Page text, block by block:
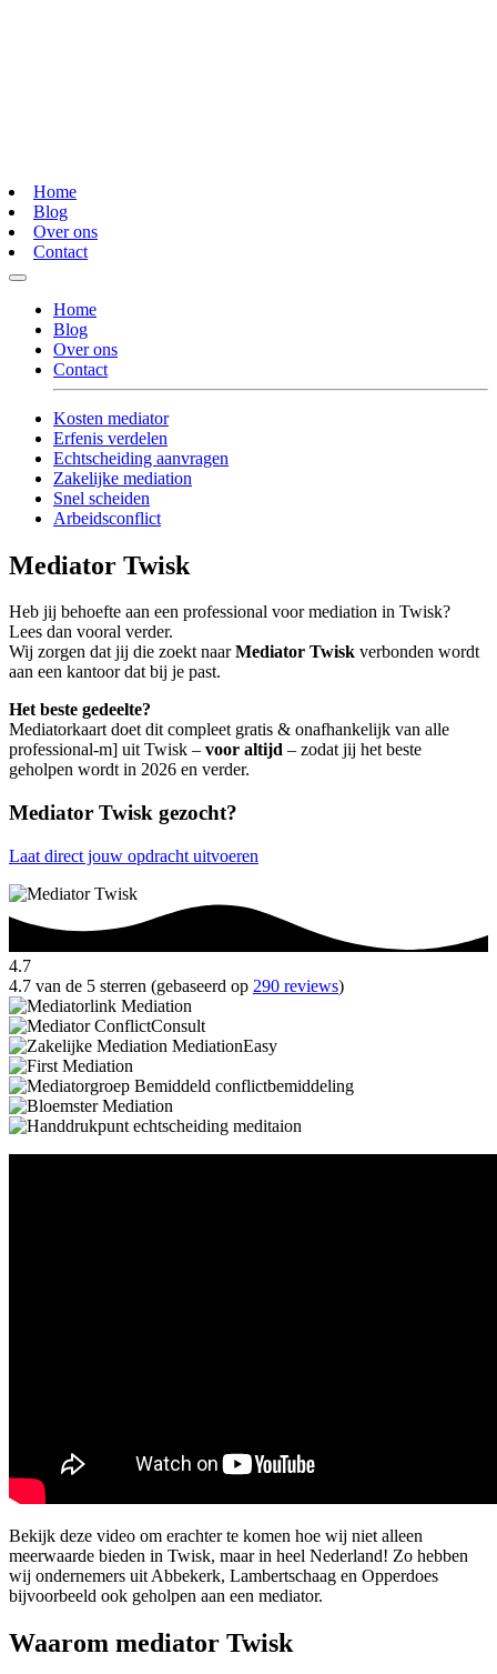
Home
Blog
Over ons
Contact
Home
Blog
Over ons
Contact
Kosten mediator
Erfenis verdelen
Echtscheiding aanvragen
Zakelijke mediation
Snel scheiden
Arbeidsconflict
Mediator Twisk
Heb jij behoefte aan een professional voor mediation in Twisk?
Lees dan vooral verder.
Wij zorgen dat jij die zoekt naarMediator Twisk verbonden wordt
aan een kantoor dat bij je past.
Het beste gedeelte?
Mediatorkaart doet dit compleet gratis & onafhankelijk van alle
professional-m] uit Twisk – voor altijd – zodat jij het beste
geholpen wordt in 2026 en verder.
Mediator Twisk gezocht?
Laat direct jouw opdracht uitvoeren
4.7
4.7 van de 5 sterren (gebaseerd op 290 reviews)
Bekijk deze video om erachter te komen hoe wij niet alleen
meerwaarde bieden in Twisk, maar in heel Nederland! Zo hebben
wij ondernemers uit Abbekerk, Lambertschaag en Opperdoes
bijvoorbeeld ook geholpen aan een mediator.
Waarom mediator Twisk